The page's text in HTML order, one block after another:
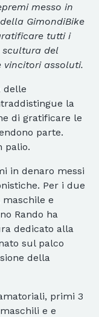
messo in
GimondiBike
tutti i
scultura del
vincitori assoluti.
delle
la
di gratificare le
parte.
palio.
in denaro messi
Per i due
e
Rando ha
dedicato alla
sul palco
della
primi 3
e e